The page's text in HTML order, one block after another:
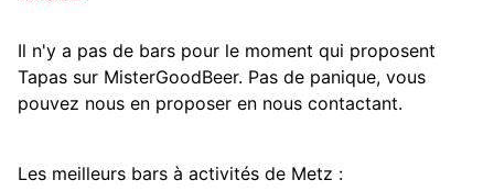
Il n'y a pas de bars pour le moment qui proposent
Tapas sur MisterGoodBeer. Pas de panique, vous
pouvez nous en proposer en nous contactant.
Les meilleurs bars à activités de Metz :